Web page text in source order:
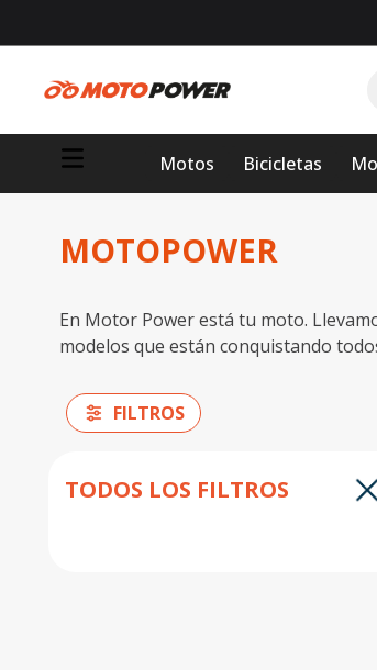
Motos Bicicletas
MOTOPOWER
En Motor Power está tu moto.
modelos que están conquistando
FILTROS
TODOS LOS FILTROS
TÉRMINOS MÁS BUSCADOS
loncin
3.
scooter
5.
motos daytona
suzuki
7.
factory
8.
motos